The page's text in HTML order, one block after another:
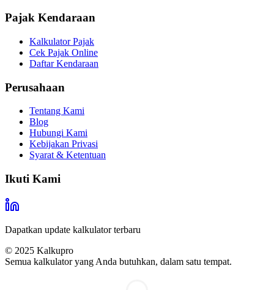
Pajak Kendaraan
Kalkulator Pajak
Cek Pajak Online
Daftar Kendaraan
Perusahaan
Tentang Kami
Blog
Hubungi Kami
Kebijakan Privasi
Syarat & Ketentuan
Ikuti Kami
Dapatkan update kalkulator terbaru
© 2025 Kalkupro
Semua kalkulator yang Anda butuhkan, dalam satu tempat.